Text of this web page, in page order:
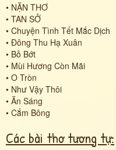
• NẶN THƠ
• TAN SỞ
• Chuyện Tình Tết Mắc Dịch
• Đông Thu Hạ Xuân
• Bỏ Bớt
• Mùi Hương Còn Mãi
• O Tròn
• Như Vậy Thôi
• Ăn Sáng
• Cắm Bông
Các bài thơ tương tự: